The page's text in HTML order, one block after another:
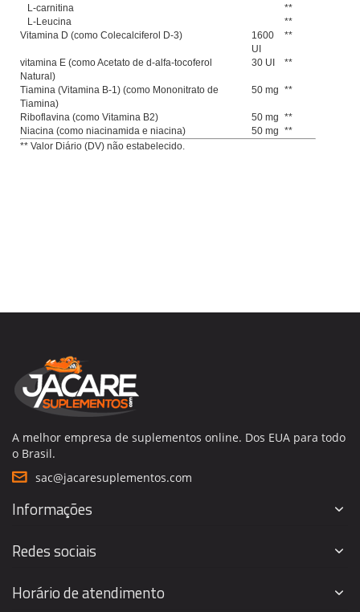
L-carnitina
**
L-Leucina
**
Vitamina D (como Colecalciferol D-3)
1600
UI
**
vitamina E (como Acetato de d-alfa-tocoferol
Natural)
30 UI **
Tiamina (Vitamina B-1) (como Mononitrato de
Tiamina)
50 mg **
Riboflavina (como Vitamina B2) 50 mg **
Niacina (como niacinamida e niacina)
50 mg **
** Valor Diário (DV) não estabelecido.
A melhor empresa de suplementos online. Dos EUA para todo
o Brasil.
sac@jacaresuplementos.com
Informações
Redes sociais
Horário de atendimento